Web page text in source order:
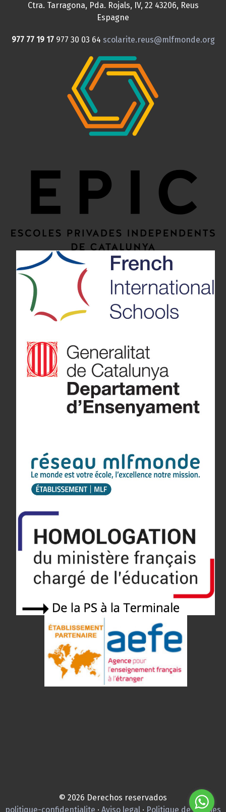
Ctra. Tarragona, Pda. Rojals, IV, 22 43206, Reus
Espagne
977 77 19 17 977 30 03 64 scolarite.reus@mlfmonde.org
© 2026 Derechos reservados
politique-confidentialite · Aviso legal · Politique de cookies